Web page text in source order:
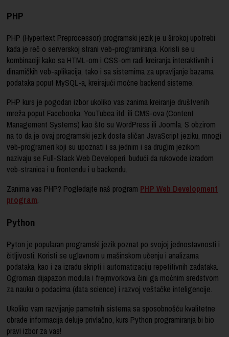
PHP
PHP (Hypertext Preprocessor) programski jezik je u širokoj upotrebi
kada je reč o serverskoj strani veb-programiranja. Koristi se u
kombinaciji kako sa HTML-om i CSS-om radi kreiranja interaktivnih i
dinamičkih veb-aplikacija, tako i sa sistemima za upravljanje bazama
podataka poput MySQL-a, kreirajući moćne backend sisteme.
PHP kurs je pogodan izbor ukoliko vas zanima kreiranje društvenih
mreža poput Facebooka, YouTubea itd. ili CMS-ova (Content
Management Systems) kao što su WordPress ili Joomla. S obzirom
na to da je ovaj programski jezik dosta sličan JavaScript jeziku, mnogi
veb-programeri koji su upoznati i sa jednim i sa drugim jezikom
nazivaju se Full-Stack Web Developeri, budući da rukovode izradom
veb-stranica i u frontendu i u backendu.
Zanima vas PHP? Pogledajte naš program PHP Web Development
program.
Python
Pyton je popularan programski jezik poznat po svojoj jednostavnosti i
čitljivosti. Koristi se uglavnom u mašinskom učenju i analizama
podataka, kao i za izradu skripti i automatizaciju repetitivnih zadataka.
Ogroman dijapazon modula i frejmvorkova čini ga moćnim sredstvom
za nauku o podacima (data science) i razvoj veštačke inteligencije.
Ukoliko vam razvijanje pametnih sistema sa sposobnošću kvalitetne
obrade informacija deluje privlačno, kurs Python programiranja bi bio
pravi izbor za vas!